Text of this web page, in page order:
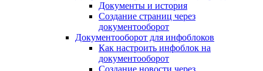
Документы и история
Создание страниц через
документооборот
Документооборот для инфоблоков
Как настроить инфоблок на
документооборот
Создание новости через